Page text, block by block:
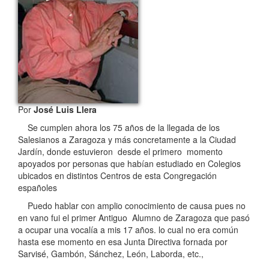
PorJosé Luis Llera
Se cumplen ahora los 75 años de la llegada de los
Salesianos a Zaragoza y más concretamente a la Ciudad
Jardín, donde estuvieron desde el primero momento
apoyados por personas que habían estudiado en Colegios
ubicados en distintos Centros de esta Congregación
españoles
Puedo hablar con amplio conocimiento de causa pues no
en vano fui el primer Antiguo Alumno de Zaragoza que pasó
a ocupar una vocalía a mis 17 años. lo cual no era común
hasta ese momento en esa Junta Directiva fornada por
Sarvisé, Gambón, Sánchez, León, Laborda, etc.,